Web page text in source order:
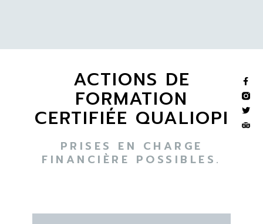
ACTIONS DE
FORMATION
CERTIFIÉE QUALIOPI
PRISES EN CHARGE
FINANCIÈRE POSSIBLES.